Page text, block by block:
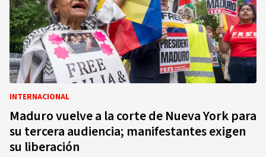
INTERNACIONAL
Maduro vuelve a la corte de Nueva York para
su tercera audiencia; manifestantes exigen
su liberación